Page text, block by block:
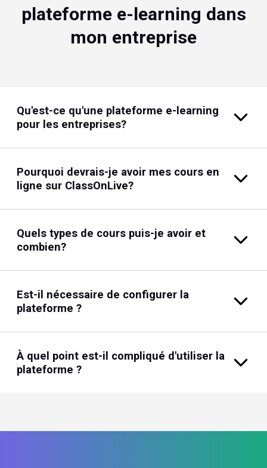
plateforme e-learning dans
mon entreprise
Qu'est-ce qu'une plateforme e-learning
pour les entreprises?
Pourquoi devrais-je avoir mes cours en
ligne sur ClassOnLive?
Quels types de cours puis-je avoir et
combien?
Est-il nécessaire de configurer la
plateforme ?
À quel point est-il compliqué d'utiliser la
plateforme ?